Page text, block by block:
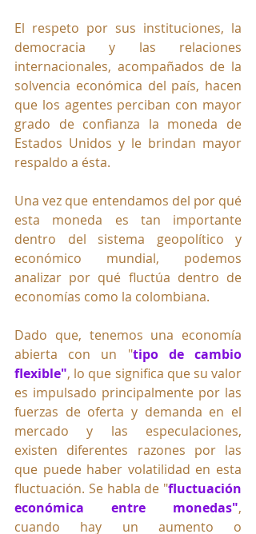
El respeto por sus instituciones, la
democracia y las relaciones
internacionales, acompañados de la
solvencia económica del país, hacen
que los agentes perciban con mayor
grado de confianza la moneda de
Estados Unidos y le brindan mayor
respaldo a ésta.
Una vez que entendamos del por qué
esta moneda es tan importante
dentro del sistema geopolítico y
económico mundial, podemos
analizar por qué fluctúa dentro de
economías como la colombiana.
Dado que, tenemos una economía
abierta con un "tipo de cambio
flexible", lo que significa que su valor
es impulsado principalmente por las
fuerzas de oferta y demanda en el
mercado y las especulaciones,
existen diferentes razones por las
que puede haber volatilidad en esta
fluctuación. Se habla de "fluctuación
económica entre monedas",
cuando hay un aumento o